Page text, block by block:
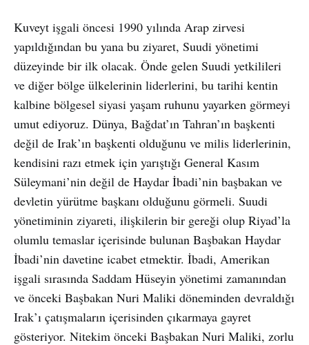
Kuveyt işgali öncesi 1990 yılında Arap zirvesi
yapıldığından bu yana bu ziyaret, Suudi yönetimi
düzeyinde bir ilk olacak. Önde gelen Suudi yetkilileri
ve diğer bölge ülkelerinin liderlerini, bu tarihi kentin
kalbine bölgesel siyasi yaşam ruhunu yayarken görmeyi
umut ediyoruz. Dünya, Bağdat’ın Tahran’ın başkenti
değil de Irak’ın başkenti olduğunu ve milis liderlerinin,
kendisini razı etmek için yarıştığı General Kasım
Süleymani’nin değil de Haydar İbadi’nin başbakan ve
devletin yürütme başkanı olduğunu görmeli. Suudi
yönetiminin ziyareti, ilişkilerin bir gereği olup Riyad’la
olumlu temaslar içerisinde bulunan Başbakan Haydar
İbadi’nin davetine icabet etmektir. İbadi, Amerikan
işgali sırasında Saddam Hüseyin yönetimi zamanından
ve önceki Başbakan Nuri Maliki döneminden devraldığı
Irak’ı çatışmaların içerisinden çıkarmaya gayret
gösteriyor. Nitekim önceki Başbakan Nuri Maliki, zorlu